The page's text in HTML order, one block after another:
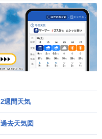
2週間天気
過去天気図